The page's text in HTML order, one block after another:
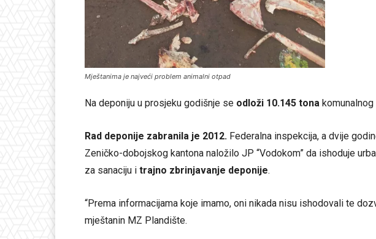
Mještanima je najveći problem animalni otpad
Na deponiju u prosjeku godišnje se odloži 10.145 tona
Rad deponije zabranila je 2012. Federalna inspekcija, a dvije
Zeničko-dobojskog kantona naložilo JP “Vodokom” da ishoduje
za sanaciju i trajno zbrinjavanje deponije.
“Prema informacijama koje imamo, oni nikada nisu ishodovali te
mještanin MZ Plandište.